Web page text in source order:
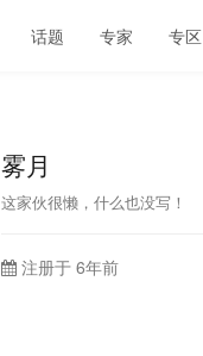
话题 专家 专区
雾月
这家伙很懒，什么也没写！
注册于 6年前